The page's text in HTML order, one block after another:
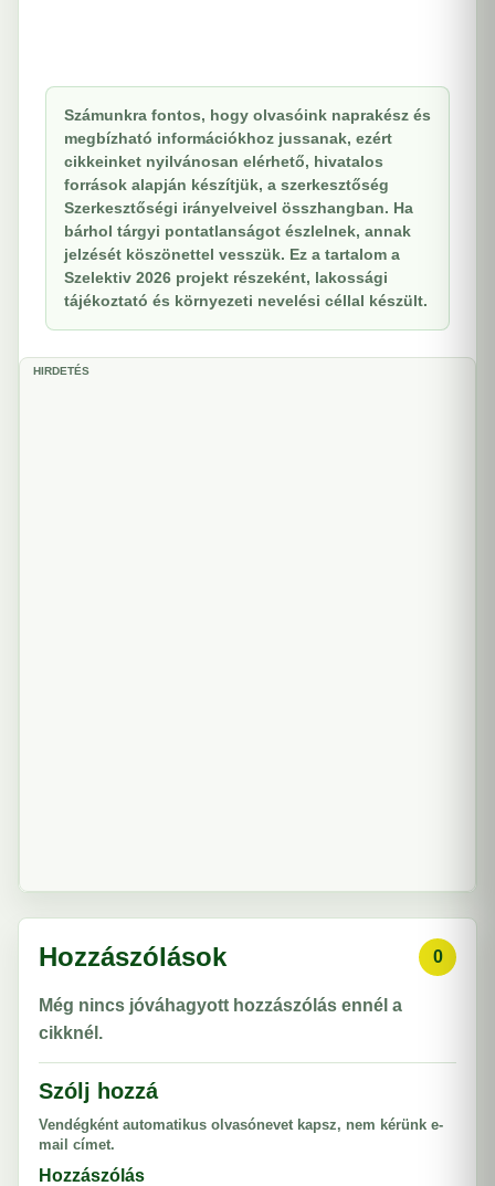
Számunkra fontos, hogy olvasóink naprakész és
megbízható információkhoz jussanak, ezért
cikkeinket nyilvánosan elérhető, hivatalos
források alapján készítjük, a szerkesztőség
Szerkesztőségi irányelveivel összhangban. Ha
bárhol tárgyi pontatlanságot észlelnek, annak
jelzését köszönettel vesszük. Ez a tartalom a
Szelektiv 2026 projekt részeként, lakossági
tájékoztató és környezeti nevelési céllal készült.
HIRDETÉS
Hozzászólások 0
Még nincs jóváhagyott hozzászólás ennél a
cikknél.
Szólj hozzá
Vendégként automatikus olvasónevet kapsz, nem kérünk e-
mail címet.
Hozzászólás